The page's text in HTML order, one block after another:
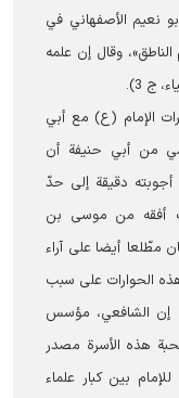
نعيم الأصفهاني في
الناطق»، وقال إن علمه
ج 3).
الإمام (ع) مع أبي
من أبي حنيفة أن
أجوبته دقيقة إلى حدّ
أفقه من موسى بن
مطّلعا أيضا على آراء
الحوارات على سبب
إن الشافعي، مؤسس
هذه الأسرة مصدر
بين كبار علماء